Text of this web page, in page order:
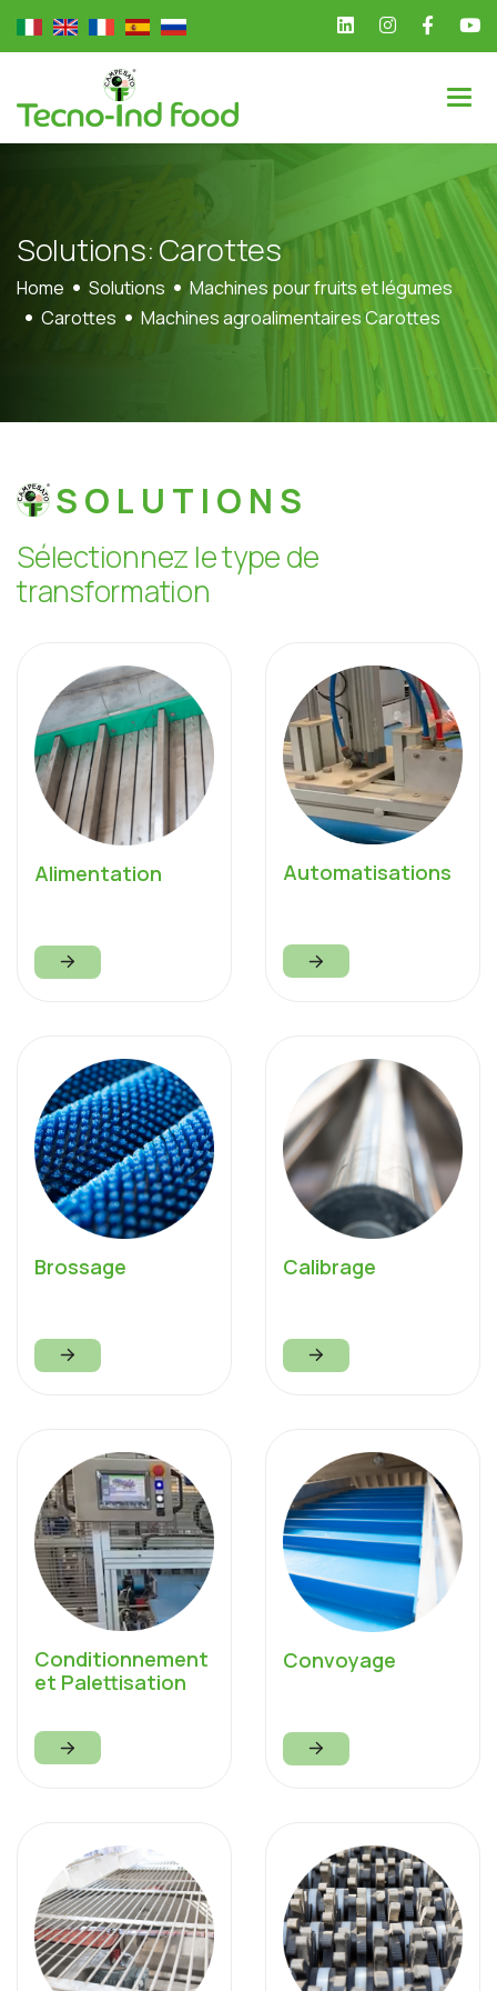
Solutions:Carottes
Home Solutions
Machines pour fruits et légumes
Carottes
Machines agroalimentaires Carottes
SOLUTIONS
Sélectionnez letypede
transformation
Alimentation Automatisations
Brossage Calibrage
Conditionnement
et Palettisation
Convoyage